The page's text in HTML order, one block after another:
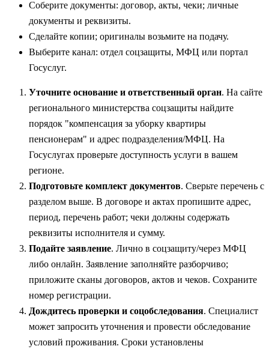
Соберите документы: договор, акты, чеки; личные
документы и реквизиты.
Сделайте копии; оригиналы возьмите на подачу.
Выберите канал: отдел соцзащиты, МФЦ или портал
Госуслуг.
Уточните основание и ответственный орган. На сайте
регионального министерства соцзащиты найдите
порядок "компенсация за уборку квартиры
пенсионерам" и адрес подразделения/МФЦ. На
Госуслугах проверьте доступность услуги в вашем
регионе.
Подготовьте комплект документов. Сверьте перечень с
разделом выше. В договоре и актах пропишите адрес,
период, перечень работ; чеки должны содержать
реквизиты исполнителя и сумму.
Подайте заявление. Лично в соцзащиту/через МФЦ
либо онлайн. Заявление заполняйте разборчиво;
приложите сканы договоров, актов и чеков. Сохраните
номер регистрации.
Дождитесь проверки и соцобследования. Специалист
может запросить уточнения и провести обследование
условий проживания. Сроки установлены